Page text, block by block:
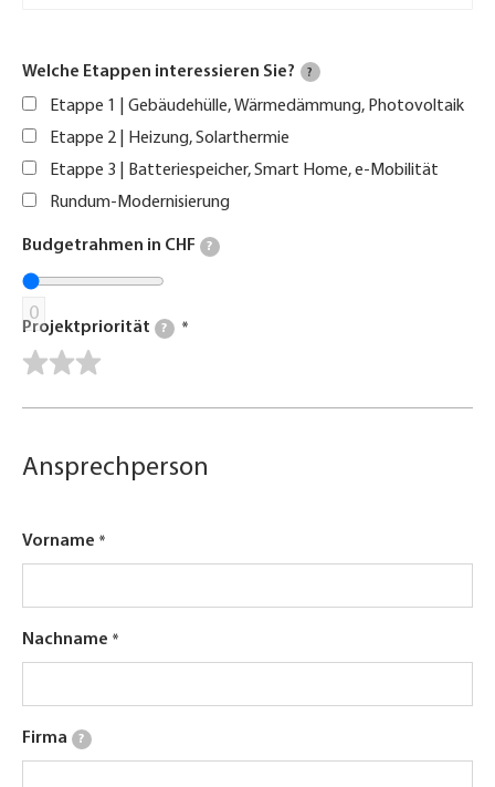
Welche Etappen interessieren Sie? ?
Etappe 1 | Gebäudehülle, Wärmedämmung, Photovoltaik
Etappe 2 | Heizung, Solarthermie
Etappe 3 | Batteriespeicher, Smart Home, e-Mobilität
Rundum-Modernisierung
Budgetrahmen in CHF ?
0
Projektpriorität ?
Ansprechperson
Vorname
Nachname
Firma ?